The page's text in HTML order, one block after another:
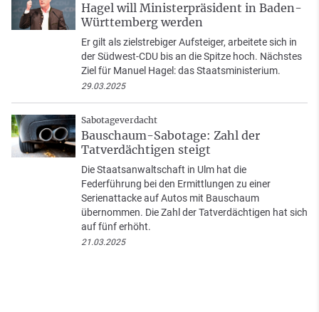
Hagel will Ministerpräsident in Baden-
Württemberg werden
Er gilt als zielstrebiger Aufsteiger, arbeitete sich in
der Südwest-CDU bis an die Spitze hoch. Nächstes
Ziel für Manuel Hagel: das Staatsministerium.
29.03.2025
Sabotageverdacht
Bauschaum-Sabotage: Zahl der
Tatverdächtigen steigt
Die Staatsanwaltschaft in Ulm hat die
Federführung bei den Ermittlungen zu einer
Serienattacke auf Autos mit Bauschaum
übernommen. Die Zahl der Tatverdächtigen hat sich
auf fünf erhöht.
21.03.2025